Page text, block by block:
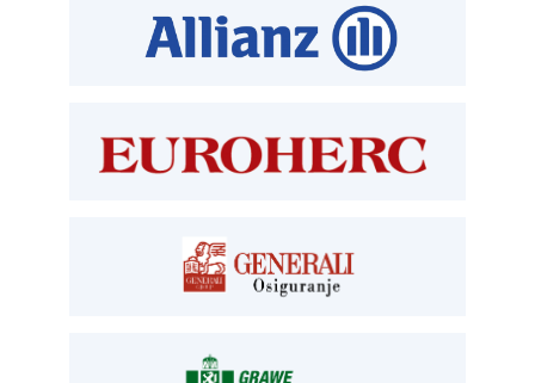
TEHNIČKI PREGLED I REGISTRACIJA
kontrolori T:01 6502 265
blagajna T:01 6502 261
homologacija@aksiget.hr
Siget – zastupanje u osiguranju